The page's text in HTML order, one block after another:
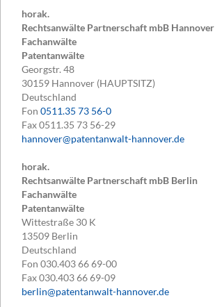
horak.
Rechtsanwälte Partnerschaft mbB Hannover
Fachanwälte
Patentanwälte
Georgstr. 48
30159 Hannover (HAUPTSITZ)
Deutschland
Fon 0511.35 73 56-0
Fax0511.35 73 56-29
hannover@patentanwalt-hannover.de
horak.
Rechtsanwälte Partnerschaft mbB Berlin
Fachanwälte
Patentanwälte
Wittestraße 30 K
13509 Berlin
Deutschland
Fon 030.403 66 69-00
Fax030.403 66 69-09
berlin@patentanwalt-hannover.de